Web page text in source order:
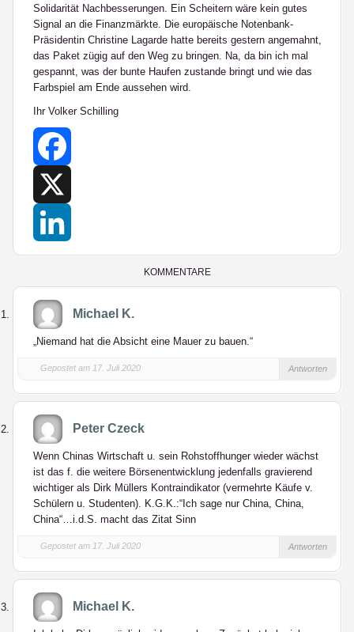
Solidarität Nachbesserungen. Ein Scheitern wäre kein gutes
Signal an die Finanzmärkte. Die europäische Notenbank-
Präsidentin Christine Lagarde hatte bereits gestern angemahnt,
das Paket zügig auf den Weg zu bringen. Na, da bin ich mal
gespannt, was der bunte Haufen zustande bringt und wie das
Farbspiel am Ende aussehen wird.
Ihr Volker Schilling
Facebook
KOMMENTARE
Michael K.
„Niemand hat die Absicht eine Mauer zu bauen.“
Gepostet am 17. Juli 2020 Antworten
Peter Czeck
Wenn Chinas Wirtschaft u. sein Rohstoffhunger wieder wächst
ist das f. die weitere Börsenentwicklung jedenfalls gravierend
wichtiger als Dirk Müllers Kontraindikator (vermehrte Käufe v.
Schülern u. Studenten). K.G.K.:“Ich sage nur China, China,
China“…i.d.S. macht das Zitat Sinn
Gepostet am 17. Juli 2020 Antworten
Michael K.